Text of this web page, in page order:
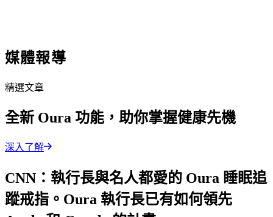
媒體報導
精選文章
全新 Oura 功能，助你掌握健康先機
深入了解
CNN：執行長與名人都愛的 Oura 睡眠追
蹤戒指。Oura 執行長已有如何領先